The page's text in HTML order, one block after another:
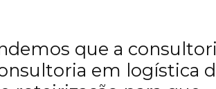
que a
em logística